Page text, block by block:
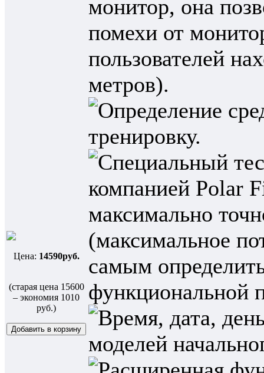
Цена: 14590руб.
(старая цена 15600
– экономия 1010
руб.)